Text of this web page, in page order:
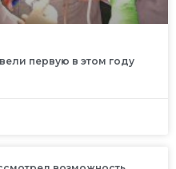
первую в этом году